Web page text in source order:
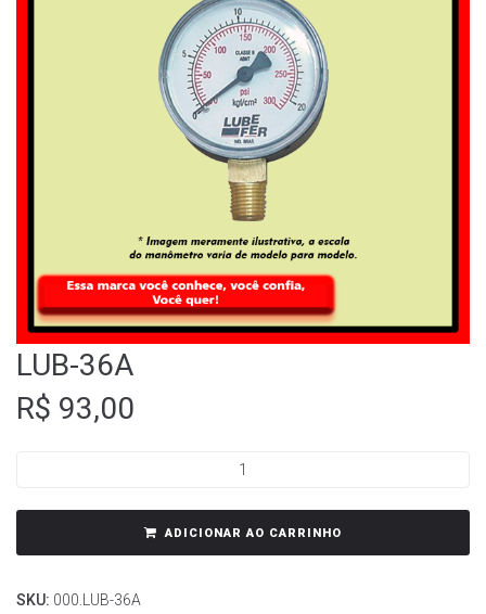
LUB-36A
R$ 93,00
ADICIONAR AO CARRINHO
SKU: 000.LUB-36A